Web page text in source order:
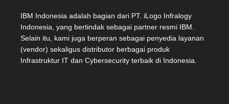
IBM Indonesia adalah bagian dari PT. iLogo Infralogy
Indonesia, yang bertindak sebagai partner resmi IBM.
Selain itu, kami juga berperan sebagai penyedia layanan
(vendor) sekaligus distributor berbagai produk
Infrastruktur IT dan Cybersecurity terbaik di Indonesia.